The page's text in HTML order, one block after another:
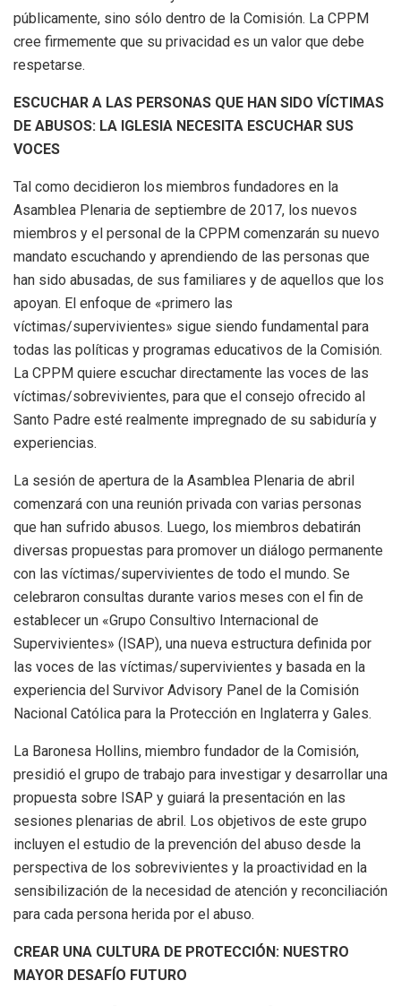
públicamente, sino sólo dentro de la Comisión. La CPPM
cree firmemente que su privacidad es un valor que debe
respetarse.
ESCUCHAR A LAS PERSONAS QUE HAN SIDO VÍCTIMAS
DE ABUSOS: LA IGLESIA NECESITA ESCUCHAR SUS
VOCES
Tal como decidieron los miembros fundadores en la
Asamblea Plenaria de septiembre de 2017, los nuevos
miembros y el personal de la CPPM comenzarán su nuevo
mandato escuchando y aprendiendo de las personas que
han sido abusadas, de sus familiares y de aquellos que los
apoyan. El enfoque de «primero las
víctimas/supervivientes» sigue siendo fundamental para
todas las políticas y programas educativos de la Comisión.
La CPPM quiere escuchar directamente las voces de las
víctimas/sobrevivientes, para que el consejo ofrecido al
Santo Padre esté realmente impregnado de su sabiduría y
experiencias.
La sesión de apertura de la Asamblea Plenaria de abril
comenzará con una reunión privada con varias personas
que han sufrido abusos. Luego, los miembros debatirán
diversas propuestas para promover un diálogo permanente
con las víctimas/supervivientes de todo el mundo. Se
celebraron consultas durante varios meses con el fin de
establecer un «Grupo Consultivo Internacional de
Supervivientes» (ISAP), una nueva estructura definida por
las voces de las víctimas/supervivientes y basada en la
experiencia del Survivor Advisory Panel de la Comisión
Nacional Católica para la Protección en Inglaterra y Gales.
La Baronesa Hollins, miembro fundador de la Comisión,
presidió el grupo de trabajo para investigar y desarrollar una
propuesta sobre ISAP y guiará la presentación en las
sesiones plenarias de abril. Los objetivos de este grupo
incluyen el estudio de la prevención del abuso desde la
perspectiva de los sobrevivientes y la proactividad en la
sensibilización de la necesidad de atención y reconciliación
para cada persona herida por el abuso.
CREAR UNA CULTURA DE PROTECCIÓN: NUESTRO
MAYOR DESAFÍO FUTURO